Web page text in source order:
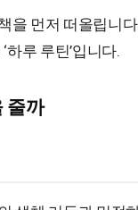
을 먼저 떠올립니
루 루틴’입니다.
줄까